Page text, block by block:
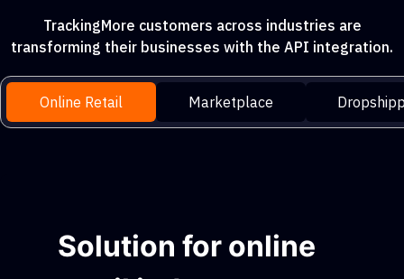
TrackingMore customers across industries are
transforming their businesses with the API integration.
Online Retail Marketplace
Solution for online